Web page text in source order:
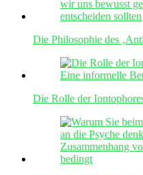
Die Philosophie des
Die Rolle der